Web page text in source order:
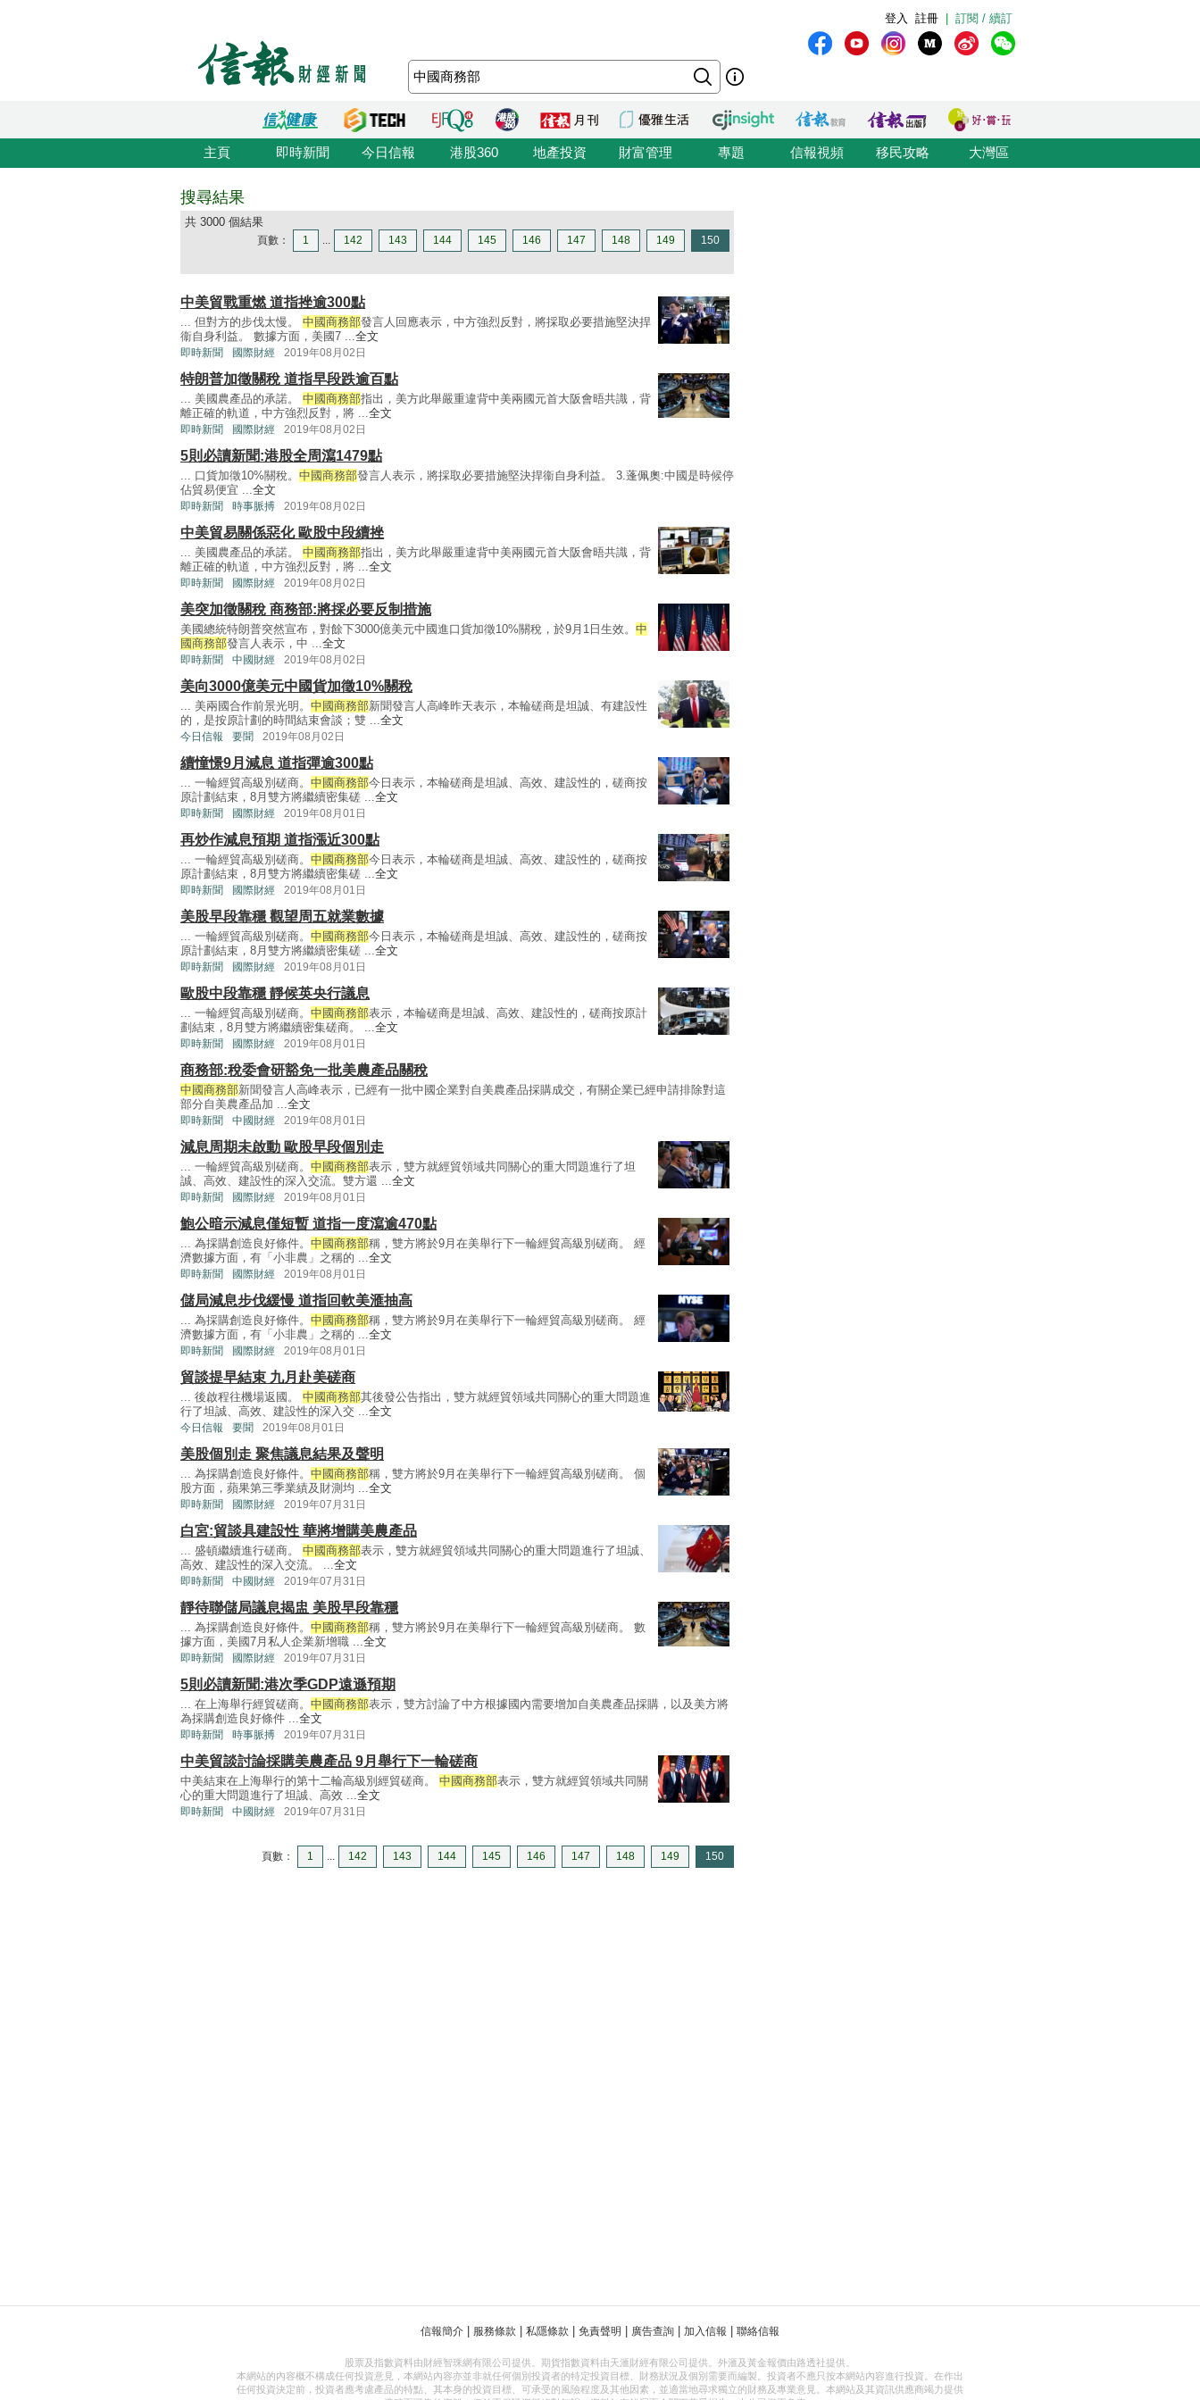
訂閱 / 續訂
註冊
登入
主頁 即時新聞 今日信報 港股360 地產投資 財富管理 專題 信報視頻 移民攻略 大灣區
搜尋結果
共 3000 個結果
頁數： 1 ... 142 143 144 145 146 147 148 149 150
中美貿戰重燃 道指挫逾300點
... 但對方的步伐太慢。 中國商務部發言人回應表示，中方強烈反對，將採取必要措施堅決捍
衞自身利益。 數據方面，美國7 ...全文
即時新聞 國際財經 2019年08月02日
特朗普加徵關稅 道指早段跌逾百點
... 美國農產品的承諾。 中國商務部指出，美方此舉嚴重違背中美兩國元首大阪會晤共識，背
離正確的軌道，中方強烈反對，將 ...全文
即時新聞 國際財經 2019年08月02日
5則必讀新聞:港股全周瀉1479點
... 口貨加徵10%關稅。 中國商務部發言人表示，將採取必要措施堅決捍衞自身利益。 3.蓬佩奧:中國是時候停
佔貿易便宜 ...全文
即時新聞 時事脈搏 2019年08月02日
中美貿易關係惡化 歐股中段續挫
... 美國農產品的承諾。 中國商務部指出，美方此舉嚴重違背中美兩國元首大阪會晤共識，背
離正確的軌道，中方強烈反對，將 ...全文
即時新聞 國際財經 2019年08月02日
美突加徵關稅 商務部:將採必要反制措施
美國總統特朗普突然宣布，對餘下3000億美元中國進口貨加徵10%關稅，於9月1日生效。 中
國商務部發言人表示，中 ...全文
即時新聞 中國財經 2019年08月02日
美向3000億美元中國貨加徵10%關稅
... 美兩國合作前景光明。 中國商務部新聞發言人高峰昨天表示，本輪磋商是坦誠、有建設性
的，是按原計劃的時間結束會談；雙 ...全文
今日信報 要聞 2019年08月02日
續憧憬9月減息 道指彈逾300點
... 一輪經貿高級別磋商。 中國商務部今日表示，本輪磋商是坦誠、高效、建設性的，磋商按
原計劃結束，8月雙方將繼續密集磋 ...全文
即時新聞 國際財經 2019年08月01日
再炒作減息預期 道指漲近300點
... 一輪經貿高級別磋商。 中國商務部今日表示，本輪磋商是坦誠、高效、建設性的，磋商按
原計劃結束，8月雙方將繼續密集磋 ...全文
即時新聞 國際財經 2019年08月01日
美股早段靠穩 觀望周五就業數據
... 一輪經貿高級別磋商。 中國商務部今日表示，本輪磋商是坦誠、高效、建設性的，磋商按
原計劃結束，8月雙方將繼續密集磋 ...全文
即時新聞 國際財經 2019年08月01日
歐股中段靠穩 靜候英央行議息
... 一輪經貿高級別磋商。 中國商務部表示，本輪磋商是坦誠、高效、建設性的，磋商按原計
劃結束，8月雙方將繼續密集磋商。 ...全文
即時新聞 國際財經 2019年08月01日
商務部:稅委會研豁免一批美農產品關稅
中國商務部新聞發言人高峰表示，已經有一批中國企業對自美農產品採購成交，有關企業已經申請排除對這
部分自美農產品加 ...全文
即時新聞 中國財經 2019年08月01日
減息周期未啟動 歐股早段個別走
... 一輪經貿高級別磋商。 中國商務部表示，雙方就經貿領域共同關心的重大問題進行了坦
誠、高效、建設性的深入交流。雙方還 ...全文
即時新聞 國際財經 2019年08月01日
鮑公暗示減息僅短暫 道指一度瀉逾470點
... 為採購創造良好條件。 中國商務部稱，雙方將於9月在美舉行下一輪經貿高級別磋商。 經
濟數據方面，有「小非農」之稱的 ...全文
即時新聞 國際財經 2019年08月01日
儲局減息步伐緩慢 道指回軟美滙抽高
... 為採購創造良好條件。 中國商務部稱，雙方將於9月在美舉行下一輪經貿高級別磋商。 經
濟數據方面，有「小非農」之稱的 ...全文
即時新聞 國際財經 2019年08月01日
貿談提早結束 九月赴美磋商
... 後啟程往機場返國。 中國商務部其後發公告指出，雙方就經貿領域共同關心的重大問題進
行了坦誠、高效、建設性的深入交 ...全文
今日信報 要聞 2019年08月01日
美股個別走 聚焦議息結果及聲明
... 為採購創造良好條件。 中國商務部稱，雙方將於9月在美舉行下一輪經貿高級別磋商。 個
股方面，蘋果第三季業績及財測均 ...全文
即時新聞 國際財經 2019年07月31日
白宮:貿談具建設性 華將增購美農產品
... 盛頓繼續進行磋商。 中國商務部表示，雙方就經貿領域共同關心的重大問題進行了坦誠、
高效、建設性的深入交流。 ...全文
即時新聞 中國財經 2019年07月31日
靜待聯儲局議息揭盅 美股早段靠穩
... 為採購創造良好條件。 中國商務部稱，雙方將於9月在美舉行下一輪經貿高級別磋商。 數
據方面，美國7月私人企業新增職 ...全文
即時新聞 國際財經 2019年07月31日
5則必讀新聞:港次季GDP遠遜預期
... 在上海舉行經貿磋商。 中國商務部表示，雙方討論了中方根據國內需要增加自美農產品採購，以及美方將
為採購創造良好條件 ...全文
即時新聞 時事脈搏 2019年07月31日
中美貿談討論採購美農產品 9月舉行下一輪磋商
中美結束在上海舉行的第十二輪高級別經貿磋商。 中國商務部表示，雙方就經貿領域共同關
心的重大問題進行了坦誠、高效 ...全文
即時新聞 中國財經 2019年07月31日
頁數： 1 ... 142 143 144 145 146 147 148 149 150
信報簡介 服務條款 私隱條款 免責聲明 廣告查詢 加入信報 聯絡信報
股票及指數資料由財經智珠網有限公司提供。期貨指數資料由天滙財經有限公司提供。外滙及黃金報價由路透社提供。
本網站的內容概不構成任何投資意見，本網站內容亦並非就任何個別投資者的特定投資目標、財務狀況及個別需要而編製。投資者不應只按本網站內容進行投資。在作出
任何投資決定前，投資者應考慮產品的特點、其本身的投資目標、可承受的風險程度及其他因素，並適當地尋求獨立的財務及專業意見。本網站及其資訊供應商竭力提供